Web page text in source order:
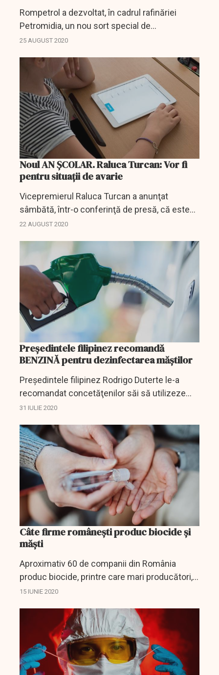
Rompetrol a dezvoltat, în cadrul rafinăriei
Petromidia, un nou sort special de
polipropilenă dedicat măştilor medicale de
International (fostul...
25 AUGUST 2020
Noul AN ȘCOLAR. Raluca Turcan: Vor fi
pentru situații de avarie
Vicepremierul Raluca Turcan a anunţat
sâmbătă, într-o conferinţă de presă, că este
imposibil ca Guvernul să asigure măşti pentru
22 AUGUST 2020
Preşedintele filipinez recomandă
BENZINĂ pentru dezinfectarea măștilor
Preşedintele filipinez Rodrigo Duterte le-a
recomandat concetăţenilor săi să utilizeze
benzina ca dezinfectant pentru măştile de
recomandarea sa nu...
31 IULIE 2020
Câte firme românești produc biocide și
măști
Aproximativ 60 de companii din România
produc biocide, printre care mari producători,
precum Farmec Cluj, Antibiotice Iaşi, OMV
firme produc măşti, a...
15 IUNIE 2020